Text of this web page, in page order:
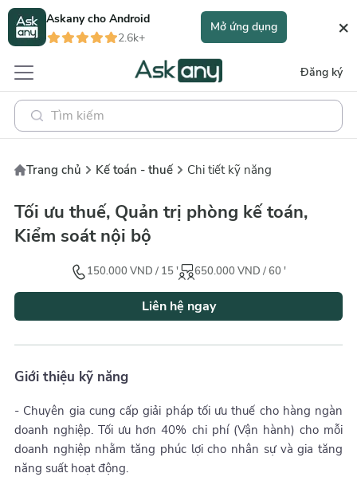
Askany cho Android
2.6k+
Mở ứng dụng ×
Đăng ký
Trang chủ Kế toán - thuế Chi tiết kỹ năng
Tối ưu thuế, Quản trị phòng kế toán,
Kiểm soát nội bộ
150.000 VND / 15' 650.000 VND /60 '
Liên hệ ngay
Giới thiệu kỹ năng
- Chuyên gia cung cấp giải pháp tối ưu thuế cho hàng ngàn
doanh nghiệp. Tối ưu hơn 40% chi phí (Vận hành) cho mỗi
doanh nghiệp nhằm tăng phúc lợi cho nhân sự và gia tăng
năng suất hoạt động.